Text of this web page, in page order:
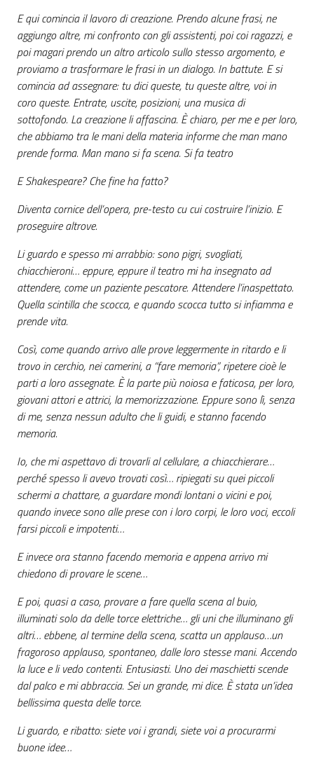
E qui comincia il lavoro di creazione. Prendo alcune frasi, ne
aggiungo altre, mi confronto con gli assistenti, poi coi ragazzi, e
poi magari prendo un altro articolo sullo stesso argomento, e
proviamo a trasformare le frasi in un dialogo. In battute. E si
comincia ad assegnare: tu dici queste, tu queste altre, voi in
coro queste. Entrate, uscite, posizioni, una musica di
sottofondo. La creazione li affascina. È chiaro, per me e per loro,
che abbiamo tra le mani della materia informe che man mano
prende forma. Man mano si fa scena. Si fa teatro
E Shakespeare? Che fine ha fatto?
Diventa cornice dell’opera, pre-testo cu cui costruire l’inizio. E
proseguire altrove.
Li guardo e spesso mi arrabbio: sono pigri, svogliati,
chiacchieroni… eppure, eppure il teatro mi ha insegnato ad
attendere, come un paziente pescatore. Attendere l’inaspettato.
Quella scintilla che scocca, e quando scocca tutto si infiamma e
prende vita.
Così, come quando arrivo alle prove leggermente in ritardo e li
trovo in cerchio, nei camerini, a “fare memoria”, ripetere cioè le
parti a loro assegnate. È la parte più noiosa e faticosa, per loro,
giovani attori e attrici, la memorizzazione. Eppure sono lì, senza
di me, senza nessun adulto che li guidi, e stanno facendo
memoria.
Io, che mi aspettavo di trovarli al cellulare, a chiacchierare…
perché spesso li avevo trovati così… ripiegati su quei piccoli
schermi a chattare, a guardare mondi lontani o vicini e poi,
quando invece sono alle prese con i loro corpi, le loro voci, eccoli
farsi piccoli e impotenti…
E invece ora stanno facendo memoria e appena arrivo mi
chiedono di provare le scene…
E poi, quasi a caso, provare a fare quella scena al buio,
illuminati solo da delle torce elettriche… gli uni che illuminano gli
altri… ebbene, al termine della scena, scatta un applauso…un
fragoroso applauso, spontaneo, dalle loro stesse mani. Accendo
la luce e li vedo contenti. Entusiasti. Uno dei maschietti scende
dal palco e mi abbraccia. Sei un grande, mi dice. È stata un’idea
bellissima questa delle torce.
Li guardo, e ribatto: siete voi i grandi, siete voi a procurarmi
buone idee…